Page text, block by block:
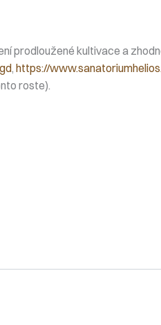
prodloužené kultivace a
, https://
roste).